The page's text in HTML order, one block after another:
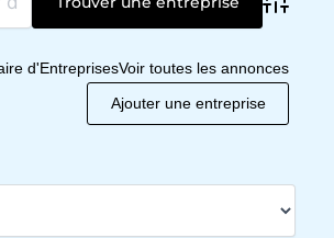
d'EntreprisesVoir toutes les annonces
Ajouter une entreprise